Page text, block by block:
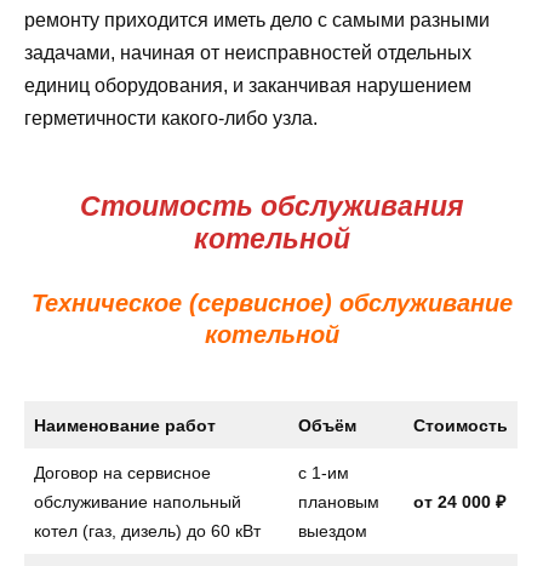
ремонту приходится иметь дело с самыми разными
задачами, начиная от неисправностей отдельных
единиц оборудования, и заканчивая нарушением
герметичности какого-либо узла.
Стоимость обслуживания
котельной
Техническое (сервисное) обслуживание
котельной
Наименование работ Объём Стоимость
Договор на сервисное
обслуживание напольный
котел (газ, дизель) до 60 кВт
с 1-им
плановым
выездом
от 24 000 ₽